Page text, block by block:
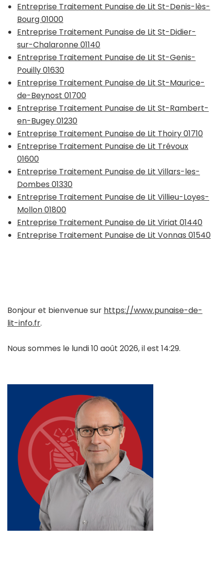
Entreprise Traitement Punaise de Lit St-Denis-lès-
Bourg 01000
Entreprise Traitement Punaise de Lit St-Didier-
sur-Chalaronne 01140
Entreprise Traitement Punaise de Lit St-Genis-
Pouilly 01630
Entreprise Traitement Punaise de Lit St-Maurice-
de-Beynost 01700
Entreprise Traitement Punaise de Lit St-Rambert-
en-Bugey 01230
Entreprise Traitement Punaise de Lit Thoiry 01710
Entreprise Traitement Punaise de Lit Trévoux
01600
Entreprise Traitement Punaise de Lit Villars-les-
Dombes 01330
Entreprise Traitement Punaise de Lit Villieu-Loyes-
Mollon 01800
Entreprise Traitement Punaise de Lit Viriat 01440
Entreprise Traitement Punaise de Lit Vonnas 01540
Bonjour et bienvenue sur https://www.punaise-de-
lit-info.fr.
Nous sommes le lundi 10 août 2026, il est 14:29.